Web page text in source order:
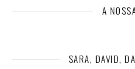
A
SARA, DAVID,